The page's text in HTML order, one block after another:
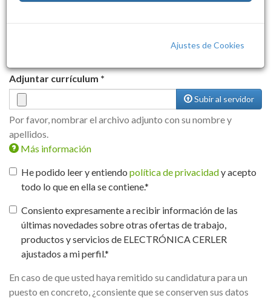
Ajustes de Cookies
Adjuntar currículum *
Subir al servidor
Por favor, nombrar el archivo adjunto con su nombre y
apellidos.
Más información
Tipos de archivo permitidos:
gif jpg jpeg png txt rtf
html pdf doc docx odt ppt pptx odp xls xlsx ods xml
bz2 dmg gz jar rar sit tar zip.
He podido leer y entiendo política de privacidady acepto
todo lo que en ella se contiene.*
GDPR*
Consiento expresamente a recibir información de las
últimas novedades sobre otras ofertas de trabajo,
productos y servicios de ELECTRÓNICA CERLER
ajustados a mi perfil.*
TratamientoDatos *
En caso de que usted haya remitido su candidatura para un
puesto en concreto, ¿consiente que se conserven sus datos